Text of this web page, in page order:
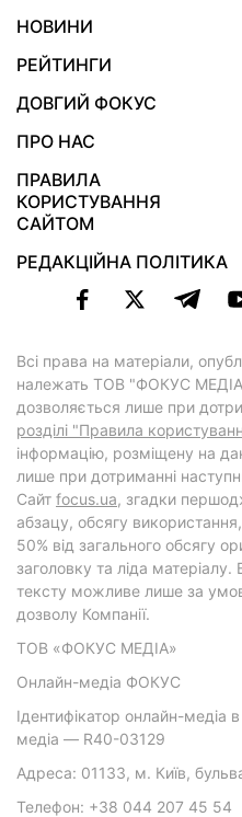
НОВИНИ
РЕЙТИНГИ
ДОВГИЙ ФОКУС
ПРО НАС
ПРАВИЛА
КОРИСТУВАННЯ
САЙТОМ
РЕДАКЦІЙНА ПОЛІТИКА
Всі права на матеріали,
належать ТОВ "ФОКУС
дозволяється лише при
розділі "Правила
інформацію, розміщену на
лише при дотриманні
Cайт focus.ua, згадки
абзацу, обсягу
50% від загального обсягу
заголовку та ліда
тексту можливе лише за
дозволу Компанії.
ТОВ «ФОКУС МЕДІА»
Онлайн-медіа ФОКУС
Ідентифікатор онлайн-медіа
медіа — R40-03129
Адреса: 01133, м. Київ,
Телефон: +38 044 207 45 54